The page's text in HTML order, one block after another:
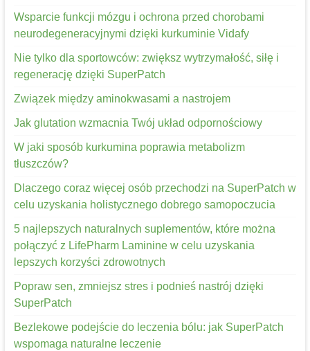
Wsparcie funkcji mózgu i ochrona przed chorobami
neurodegeneracyjnymi dzięki kurkuminie Vidafy
Nie tylko dla sportowców: zwiększ wytrzymałość, siłę i
regenerację dzięki SuperPatch
Związek między aminokwasami a nastrojem
Jak glutation wzmacnia Twój układ odpornościowy
W jaki sposób kurkumina poprawia metabolizm
tłuszczów?
Dlaczego coraz więcej osób przechodzi na SuperPatch w
celu uzyskania holistycznego dobrego samopoczucia
5 najlepszych naturalnych suplementów, które można
połączyć z LifePharm Laminine w celu uzyskania
lepszych korzyści zdrowotnych
Popraw sen, zmniejsz stres i podnieś nastrój dzięki
SuperPatch
Bezlekowe podejście do leczenia bólu: jak SuperPatch
wspomaga naturalne leczenie